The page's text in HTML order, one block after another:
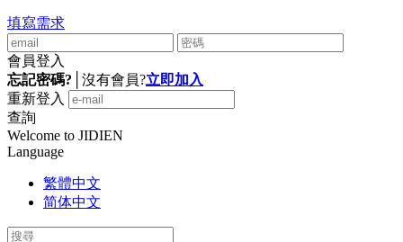
填寫需求
會員登入
忘記密碼?
沒有會員?立即加入
重新登入
查詢
Welcome to JIDIEN
Language
繁體中文
简体中文